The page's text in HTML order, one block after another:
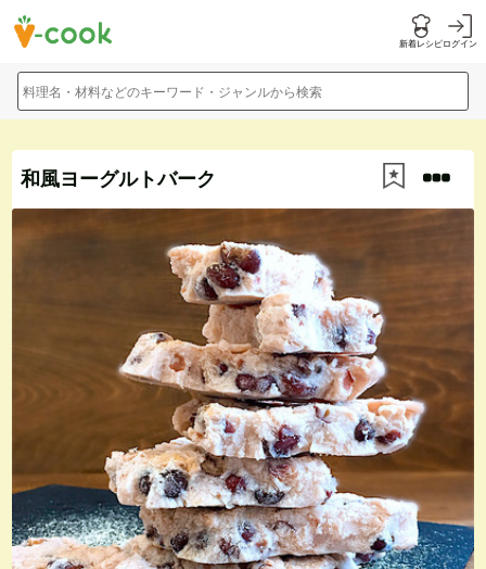
新着レシピログイン
料理名・材料などのキーワード・ジャンルから検索
和風ヨーグルトバーク